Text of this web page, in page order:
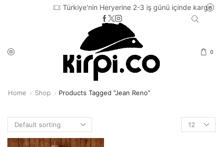
Türkiye'nin Heryerine 2-3 iş günü içinde kargo
0
Home Shop Products Tagged “jean Reno”
Products
per